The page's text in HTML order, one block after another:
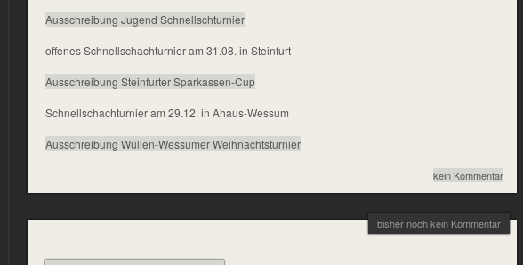
Ausschreibung Jugend Schnellschturnier
offenes Schnellschachturnier am 31.08. in Steinfurt
Ausschreibung Steinfurter Sparkassen-Cup
Schnellschachturnier am 29.12. in Ahaus-Wessum
Ausschreibung Wüllen-Wessumer Weihnachtsturnier
kein Kommentar
bisher noch kein Kommentar